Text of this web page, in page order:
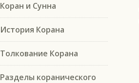
Коран и Сунна
История Корана
Толкование Корана
Разделы коранического